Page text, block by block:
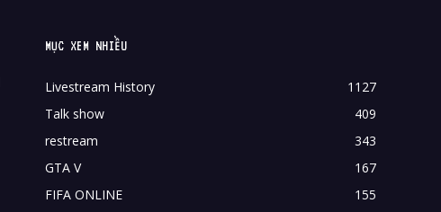
MỤC XEM NHIỀU
Livestream History
1127
Talk show
409
restream
343
GTA V
167
FIFA ONLINE
155